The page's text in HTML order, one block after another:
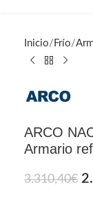
Inicio Frío
ARCO
Armario
3.310,40€